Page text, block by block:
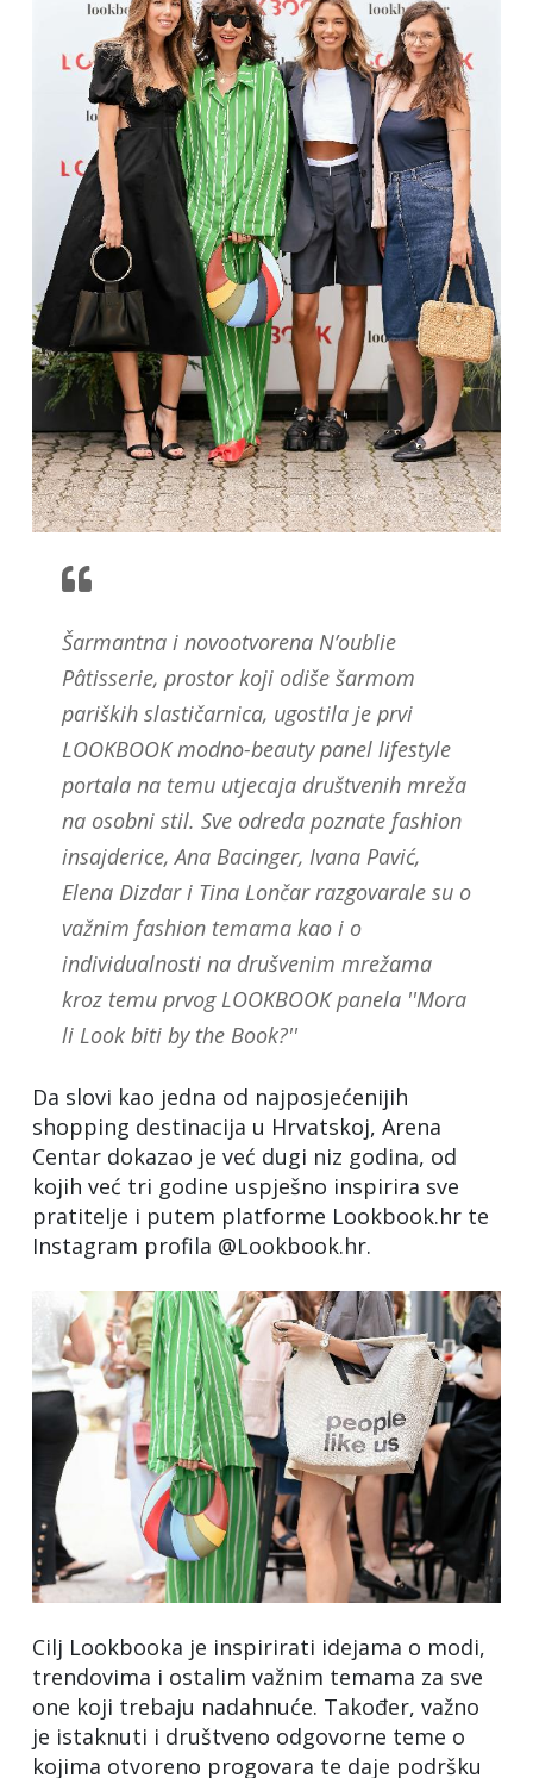
Šarmantna i novootvorena N’oublie
Pâtisserie, prostor koji odiše šarmom
pariških slastičarnica, ugostila je prvi
LOOKBOOK modno-beauty panel lifestyle
portala na temu utjecaja društvenih mreža
na osobni stil. Sve odreda poznate fashion
insajderice, Ana Bacinger, Ivana Pavić,
Elena Dizdar i Tina Lončar razgovarale su o
važnim fashion temama kao i o
individualnosti na drušvenim mrežama
kroz temu prvog LOOKBOOK panela ''Mora
li Look biti by the Book?''
Da slovi kao jedna od najposjećenijih
shopping destinacija u Hrvatskoj, Arena
Centar dokazao je već dugi niz godina, od
kojih već tri godine uspješno inspirira sve
pratitelje i putem platforme Lookbook.hr te
Instagram profila @Lookbook.hr.
Cilj Lookbooka je inspirirati idejama o modi,
trendovima i ostalim važnim temama za sve
one koji trebaju nadahnuće. Također, važno
je istaknuti i društveno odgovorne teme o
kojima otvoreno progovara te daje podršku